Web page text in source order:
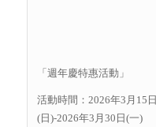
「週年慶特惠活動」
活動時間：2026年3月15日
(日)-2026年3月30日(一)